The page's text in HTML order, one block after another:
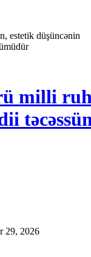
estetik düşüncənin
milli
29, 2026